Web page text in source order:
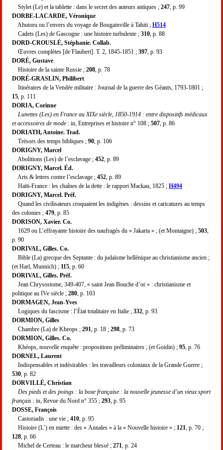
Stylet (Le) et la tablette : dans le secret des auteurs antiques ; 247 , p. 99
DORBE-LACARDE, Véronique
Ahutoru ou l’envers du voyage de Bougainville à Tahiti ; H514
Cadets (Les) de Gascogne : une histoire turbulente ; 310 , p. 88
DORD-CROUSLÉ, Stéphanie. Collab.
Œuvres complètes [de Flaubert]. T. 2, 1845-1851 ; 397 , p. 93
DORÉ, Gustave
Histoire de la sainte Russie ; 208 , p. 78
DORÉ-GRASLIN, Philibert
Itinéraires de la Vendée militaire : Journal de la guerre des Géants, 1793-1801 ;
15 , p. 111
DORIA, Corinne
Lunettes (Les) en France au XIXe siècle, 1850-1914 : entre dispositifs médicaux
et accessoires de mode : in, Entreprises et histoire n° 108 ; 507 , p. 86
DORIATH, Antoine. Trad.
Trésors des temps bibliques ; 90 , p. 106
DORIGNY, Marcel
Abolitions (Les) de l’esclavage ; 452 , p. 89
DORIGNY, Marcel. Éd.
Arts & lettres contre l’esclavage ; 452 , p. 89
Haïti-France : les chaînes de la dette : le rapport Mackau, 1825 ; H494
DORIGNY, Marcel. Préf.
Quand les civilisateurs croquaient les indigènes : dessins et caricatures au temps
des colonies ; 479 , p. 85
DORISON, Xavier. Co.
1629 ou L’effrayante histoire des naufragés du « Jakarta » ; (et Montaigne) ; 503
p. 90
DORIVAL, Gilles. Co.
Bible (La) grecque des Septante : du judaïsme hellénique au christianisme ancien ;
(et Harl, Munnich) ; 115 , p. 60
DORIVAL, Gilles. Préf.
Jean Chrysostome, 349-407, « saint Jean Bouche d’or » : christianisme et
politique au IVe siècle ; 280 , p. 103
DORMAGEN, Jean-Yves
Logiques du fascisme : l’État totalitaire en Italie ; 332 , p. 93
DORMION, Gilles
Chambre (La) de Kheops ; 291 , p. 18 ; 298 , p. 73
DORMION, Gilles. Co.
Khéops, nouvelle enquête : propositions préliminaires ; (et Goidin) ; 95 , p. 76
DORNEL, Laurent
Indispensables et indésirables : les travailleurs coloniaux de la Grande Guerre ;
530 , p. 82
DORVILLÉ, Christian
Des pieds et des poings : la boxe française : la nouvelle jeunesse d’un vieux sport
français : in, Revue du Nord n° 355 ; 293 , p. 95
DOSSE, François
Castoriadis : une vie ; 410 , p. 95
Histoire (L’) en miette : des « Annales » à la « Nouvelle histoire » ; 121 , p. 70 ;
128 , p. 66
Michel de Certeau : le marcheur blessé ; 271 , p. 24